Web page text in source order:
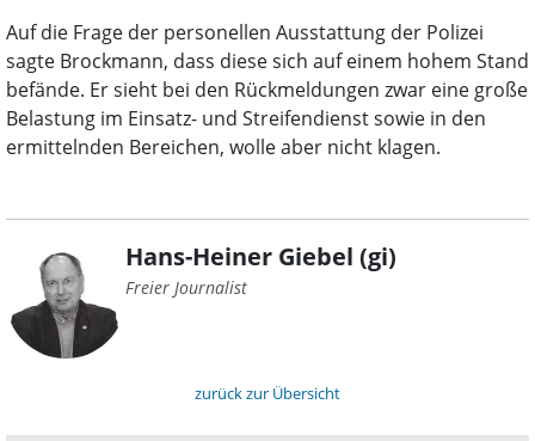
Auf die Frage der personellen Ausstattung der Polizei
sagte Brockmann, dass diese sich auf einem hohem Stand
befände. Er sieht bei den Rückmeldungen zwar eine große
Belastung im Einsatz- und Streifendienst sowie in den
ermittelnden Bereichen, wolle aber nicht klagen.
Hans-Heiner Giebel (gi)
Freier Journalist
zurück zur Übersicht